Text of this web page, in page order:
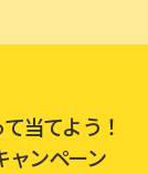
当てよう！
ャンペーン